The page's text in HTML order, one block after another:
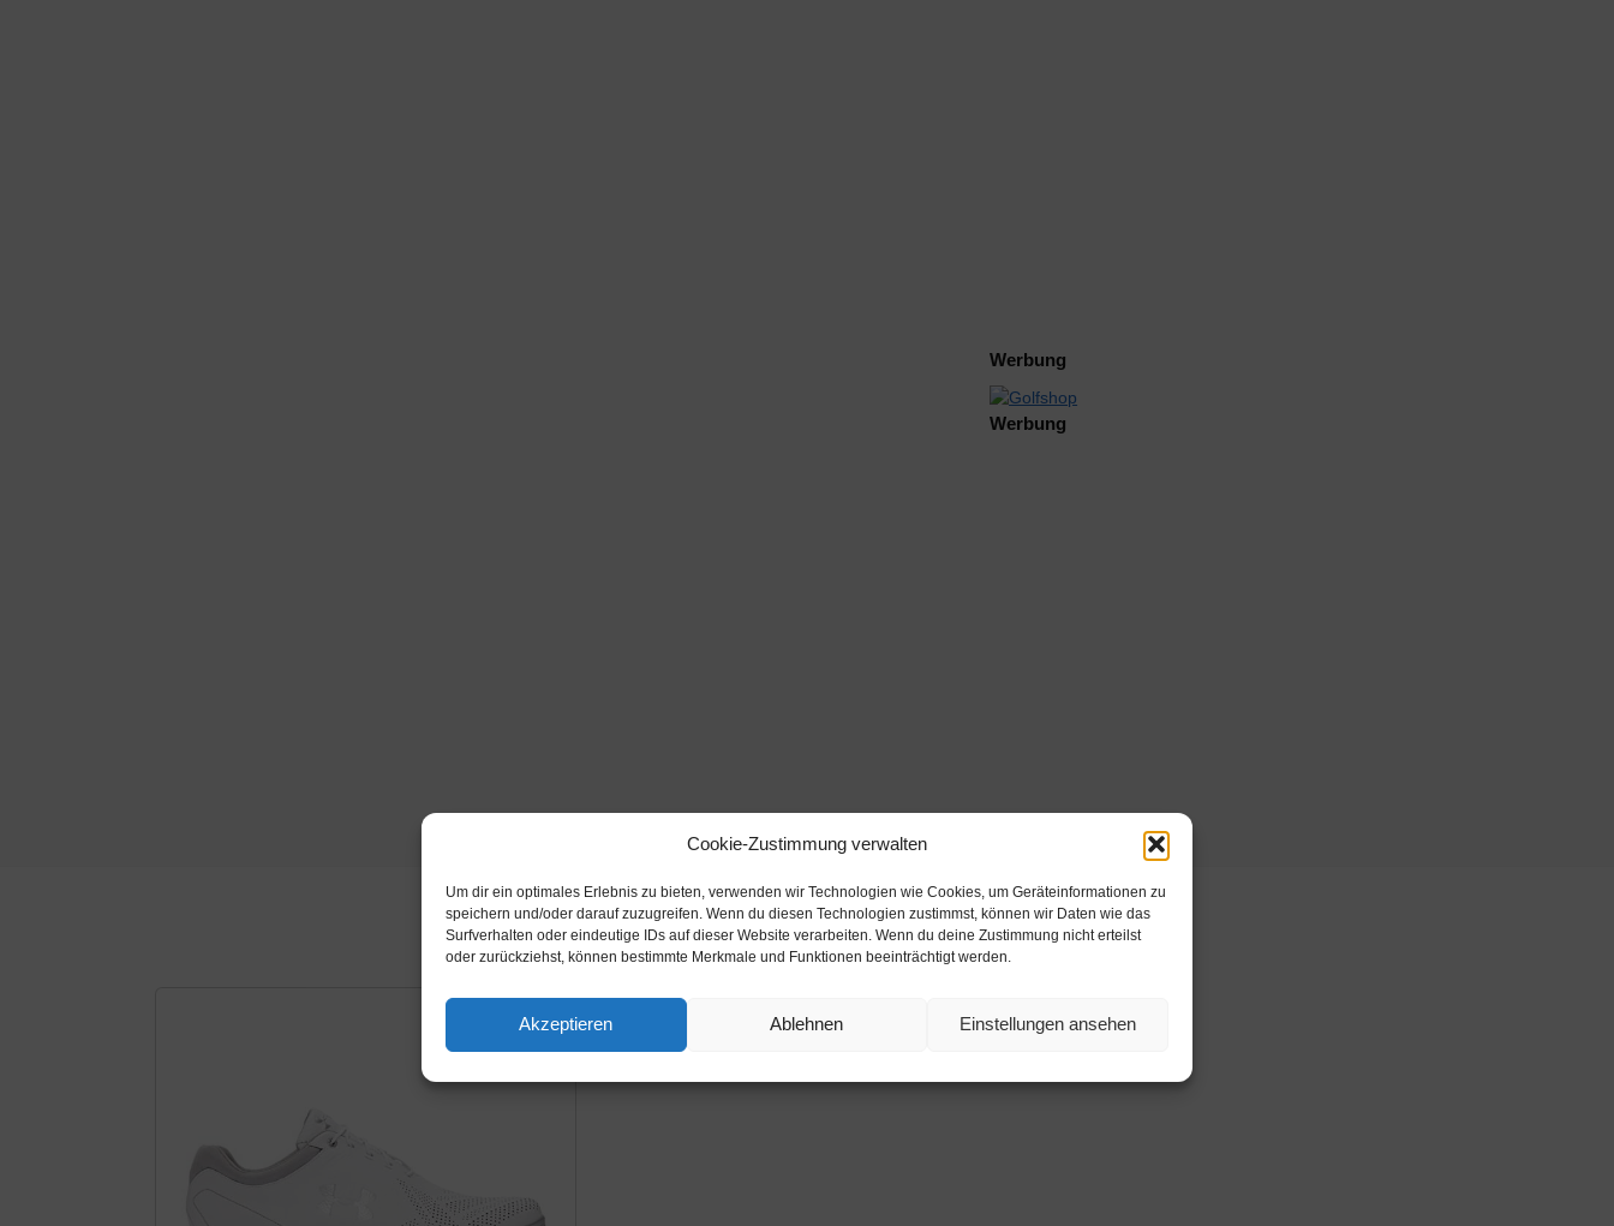
Cookie-Zustimmung verwalten
Um dir ein optimales Erlebnis zu bieten, verwenden wir Technologien wie Cookies, um Geräteinformationen zu
speichern und/oder darauf zuzugreifen. Wenn du diesen Technologien zustimmst, können wir Daten wie das
Surfverhalten oder eindeutige IDs auf dieser Website verarbeiten. Wenn du deine Zustimmung nicht erteilst
oder zurückziehst, können bestimmte Merkmale und Funktionen beeinträchtigt werden.
Akzeptieren Ablehnen Einstellungen ansehen
Werbung
Werbung
Beschreibung Zusätzliche Informationen